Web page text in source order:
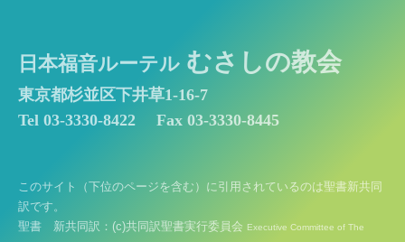
日本福音ルーテル むさしの教会
東京都杉並区下井草1-16-7
Tel 03-3330-8422
Fax 03-3330-8445
このサイト（下位のページを含む）に引用されているのは聖書新共同
訳です。
聖書 新共同訳：(c)共同訳聖書実行委員会 Executive Committee of The